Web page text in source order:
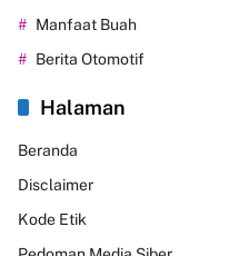
Manfaat Buah
Berita Otomotif
Halaman
Beranda
Disclaimer
Kode Etik